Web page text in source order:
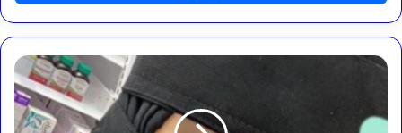
هياء
مزيج